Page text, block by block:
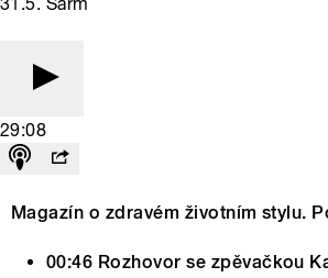
29:08
Magazín o zdravém životním stylu.
00:46 Rozhovor se zpěvačkou